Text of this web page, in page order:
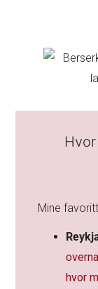
Mine
hvor